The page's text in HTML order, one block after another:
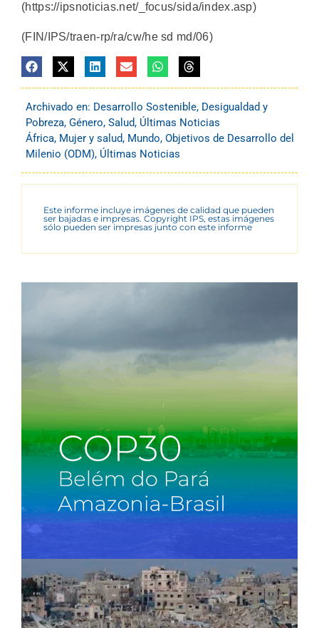
(https://ipsnoticias.net/_focus/sida/index.asp)
(FIN/IPS/traen-rp/ra/cw/he sd md/06)
Archivado en: Desarrollo Sostenible, Desigualdad y
Pobreza, Género, Salud, Últimas Noticias
África, Mujer y salud, Mundo, Objetivos de Desarrollo del
Milenio (ODM), Últimas Noticias
Este informe incluye imágenes de calidad que pueden
ser bajadas e impresas. Copyright IPS, estas imágenes
sólo pueden ser impresas junto con este informe